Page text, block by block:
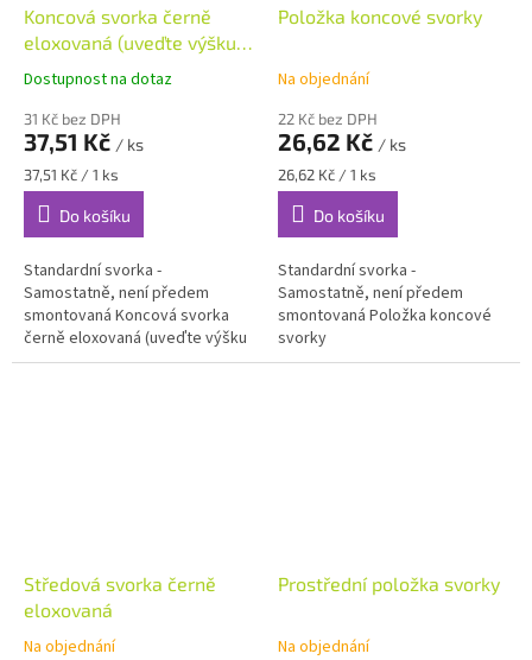
Koncová svorka černě
eloxovaná (uveďte výšku
Dostupnost na dotaz
31 Kč bez DPH
37,51 Kč / ks
Měrná
cena:
37,51 Kč / 1 ks
Do košíku
Standardní svorka -
Samostatně, není předem
smontovaná Koncová svorka
černě eloxovaná (uveďte výšku
rámu)
Položka koncové svorky
Na objednání
22 Kč bez DPH
26,62 Kč / ks
Měrná
cena:
26,62 Kč / 1 ks
Do košíku
Standardní svorka -
Samostatně, není předem
smontovaná Položka koncové
svorky
Středová svorka černě
eloxovaná
Na objednání
Prostřední položka svorky
Na objednání